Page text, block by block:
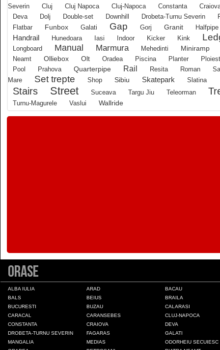
Calarasi
Calimanesti
Caransebes
Cluj-Napoca
Draganesti-Olt
Drobeta-Turnu Severin
Galati
Severin
Cluj Cluj Napoca Cluj-Napoca Constanta
Deva
Dolj Double-set Downhill Drobeta-Turnu Severin
Flatbar
Funbox Galati Gap Gorj Granit Halfpipe
Handrail Hunedoara Iasi Indoor Kicker Kink
Longboard Manual Marmura Mehedinti
Miniramp
Neamt
Olliebox Olt Oradea Piscina Planter
Pool
Prahova Quarterpipe Rail Resita Roman
Mare
Set trepte Shop Sibiu Skatepark Slatina
Stairs Street Suceava Targu Jiu Teleorman
Turnu-Magurele Vaslui Wallride
Orase
ALBA IULIA ARAD
BACAU
BALS
BEIUS
BRAILA
BUCURESTI
BUZAU
CALARASI
CARACAL
CARANSEBES
CLUJ-NAPOCA
CONSTANTA
CRAIOVA
DEVA
DROBETA-TURNU SEVERIN
FAGARAS
GALATI
MANGALIA
MEDIAS
ODORHEIU SECUIESC